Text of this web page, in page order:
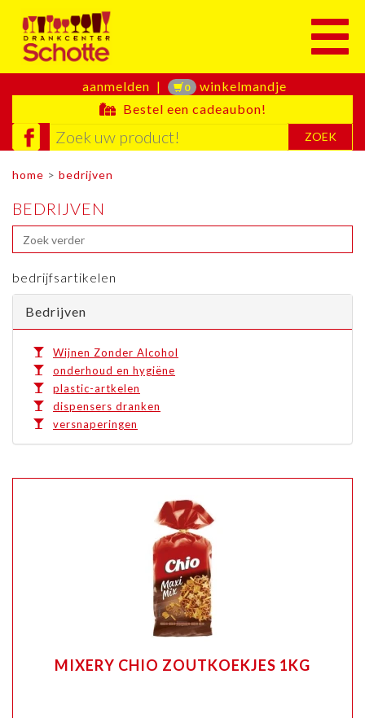
aanmelden | 0 winkelmandje
Bestel een cadeaubon!
ZOEK
home > bedrijven
BEDRIJVEN
bedrijfsartikelen
Bedrijven
Wijnen Zonder Alcohol
onderhoud en hygiëne
plastic-artkelen
dispensers dranken
versnaperingen
MIXERY CHIO ZOUTKOEKJES 1KG